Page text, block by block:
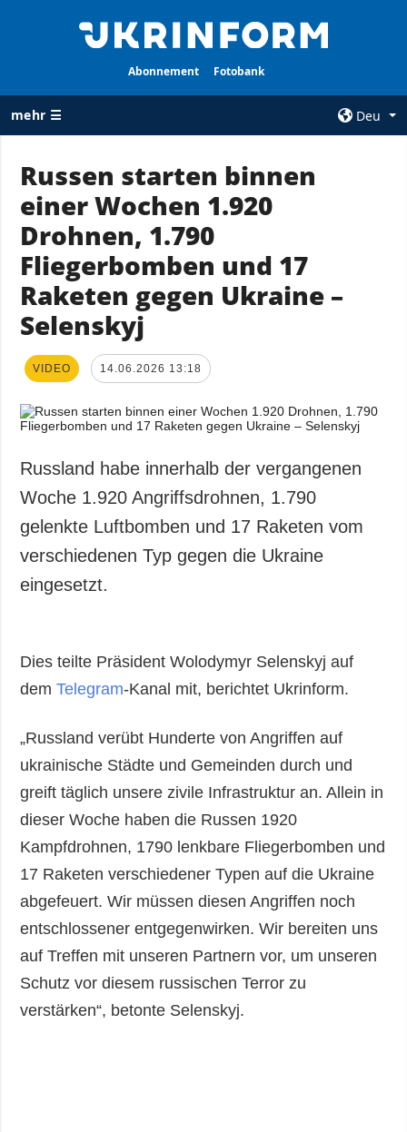
Abonnement Fotobank
mehr ☰
Deu
ALLE
RUBRIKEN
Krieg
Wiederaufbau
der Ukraine
Politik
Wirtschaft
Militär
Gesellschaft und
Kultur
Sport
Kriminalität
Notstand und
AGENTUR
Kontakte
services
ZUSÄTZLICH
Fotos
Video
Russen starten binnen
einer Wochen 1.920
Drohnen, 1.790
Fliegerbomben und 17
Raketen gegen Ukraine –
Selenskyj
VIDEO 14.06.2026 13:18
Russland habe innerhalb der vergangenen
Woche 1.920 Angriffsdrohnen, 1.790
gelenkte Luftbomben und 17 Raketen vom
verschiedenen Typ gegen die Ukraine
eingesetzt.
Dies teilte Präsident Wolodymyr Selenskyj auf
demTelegram-Kanal mit, berichtet Ukrinform.
„Russland verübt Hunderte von Angriffen auf
ukrainische Städte und Gemeinden durch und
greift täglich unsere zivile Infrastruktur an. Allein in
dieser Woche haben die Russen 1920
Kampfdrohnen, 1790 lenkbare Fliegerbomben und
17 Raketen verschiedener Typen auf die Ukraine
abgefeuert. Wir müssen diesen Angriffen noch
entschlossener entgegenwirken. Wir bereiten uns
auf Treffen mit unseren Partnern vor, um unseren
Schutz vor diesem russischen Terror zu
verstärken“, betonte Selenskyj.